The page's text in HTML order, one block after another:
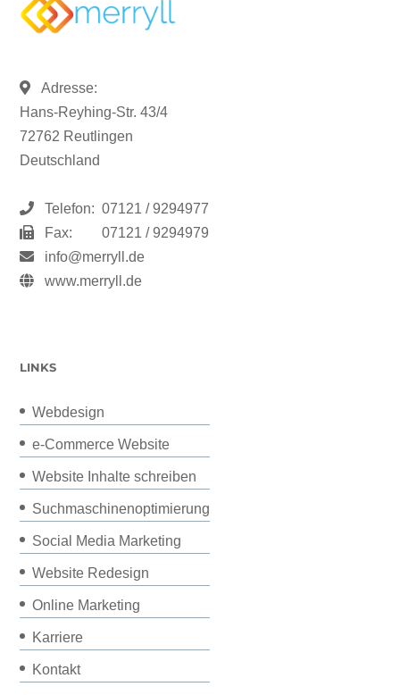
Adresse:
Hans-Reyhing-Str. 43/4
72762 Reutlingen
Deutschland
Telefon: 07121 / 9294977
Fax:
07121 / 9294979
info@merryll.de
www.merryll.de
LINKS
Webdesign
e-Commerce Website
Website Inhalte schreiben
Suchmaschinenoptimierung
Social Media Marketing
Website Redesign
Online Marketing
Karriere
Kontakt